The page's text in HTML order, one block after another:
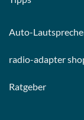
Auto-
radio-adapter
Ratgeber